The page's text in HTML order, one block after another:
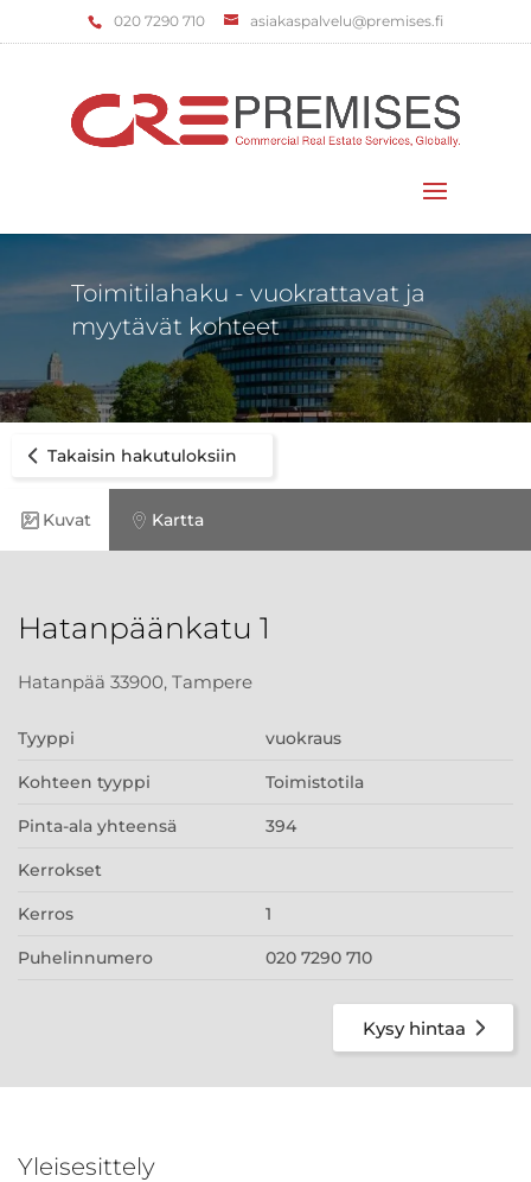
‌020 7290 710 asiakaspalvelu@premises.fi
Toimitilahaku - vuokrattavat ja
myytävät kohteet
Takaisin hakutuloksiin
Kuvat Kartta
Hatanpäänkatu 1
Hatanpää 33900, Tampere
Tyyppi vuokraus
Kohteen tyyppi Toimistotila
Pinta-ala yhteensä 394
Kerrokset
Kerros 1
Puhelinnumero 020 7290 710
Kysy hintaa
Yleisesittely